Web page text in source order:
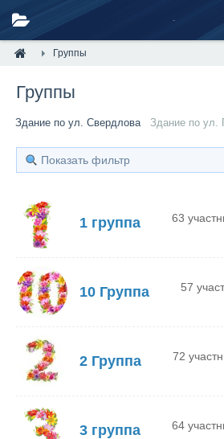
Группы
Группы
Здание по ул. Свердлова Здание по ул.
Показать фильтр
1 группа 63
10 Группа 57
2 Группа 72
3 группа 64